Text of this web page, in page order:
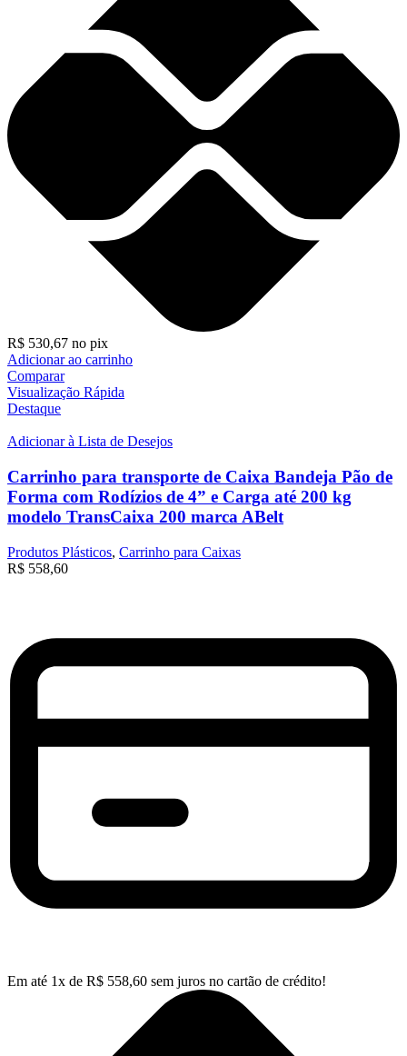
R$ 530,67 no pix
Adicionar ao carrinho
Comparar
Visualização Rápida
Destaque
Adicionar à Lista de Desejos
Carrinho para transporte de Caixa Bandeja Pão de
Forma com Rodízios de 4” e Carga até 200 kg
modelo TransCaixa 200 marca ABelt
Produtos Plásticos, Carrinho para Caixas
R$ 558,60
Em até 1x de R$ 558,60 sem juros no cartão de crédito!